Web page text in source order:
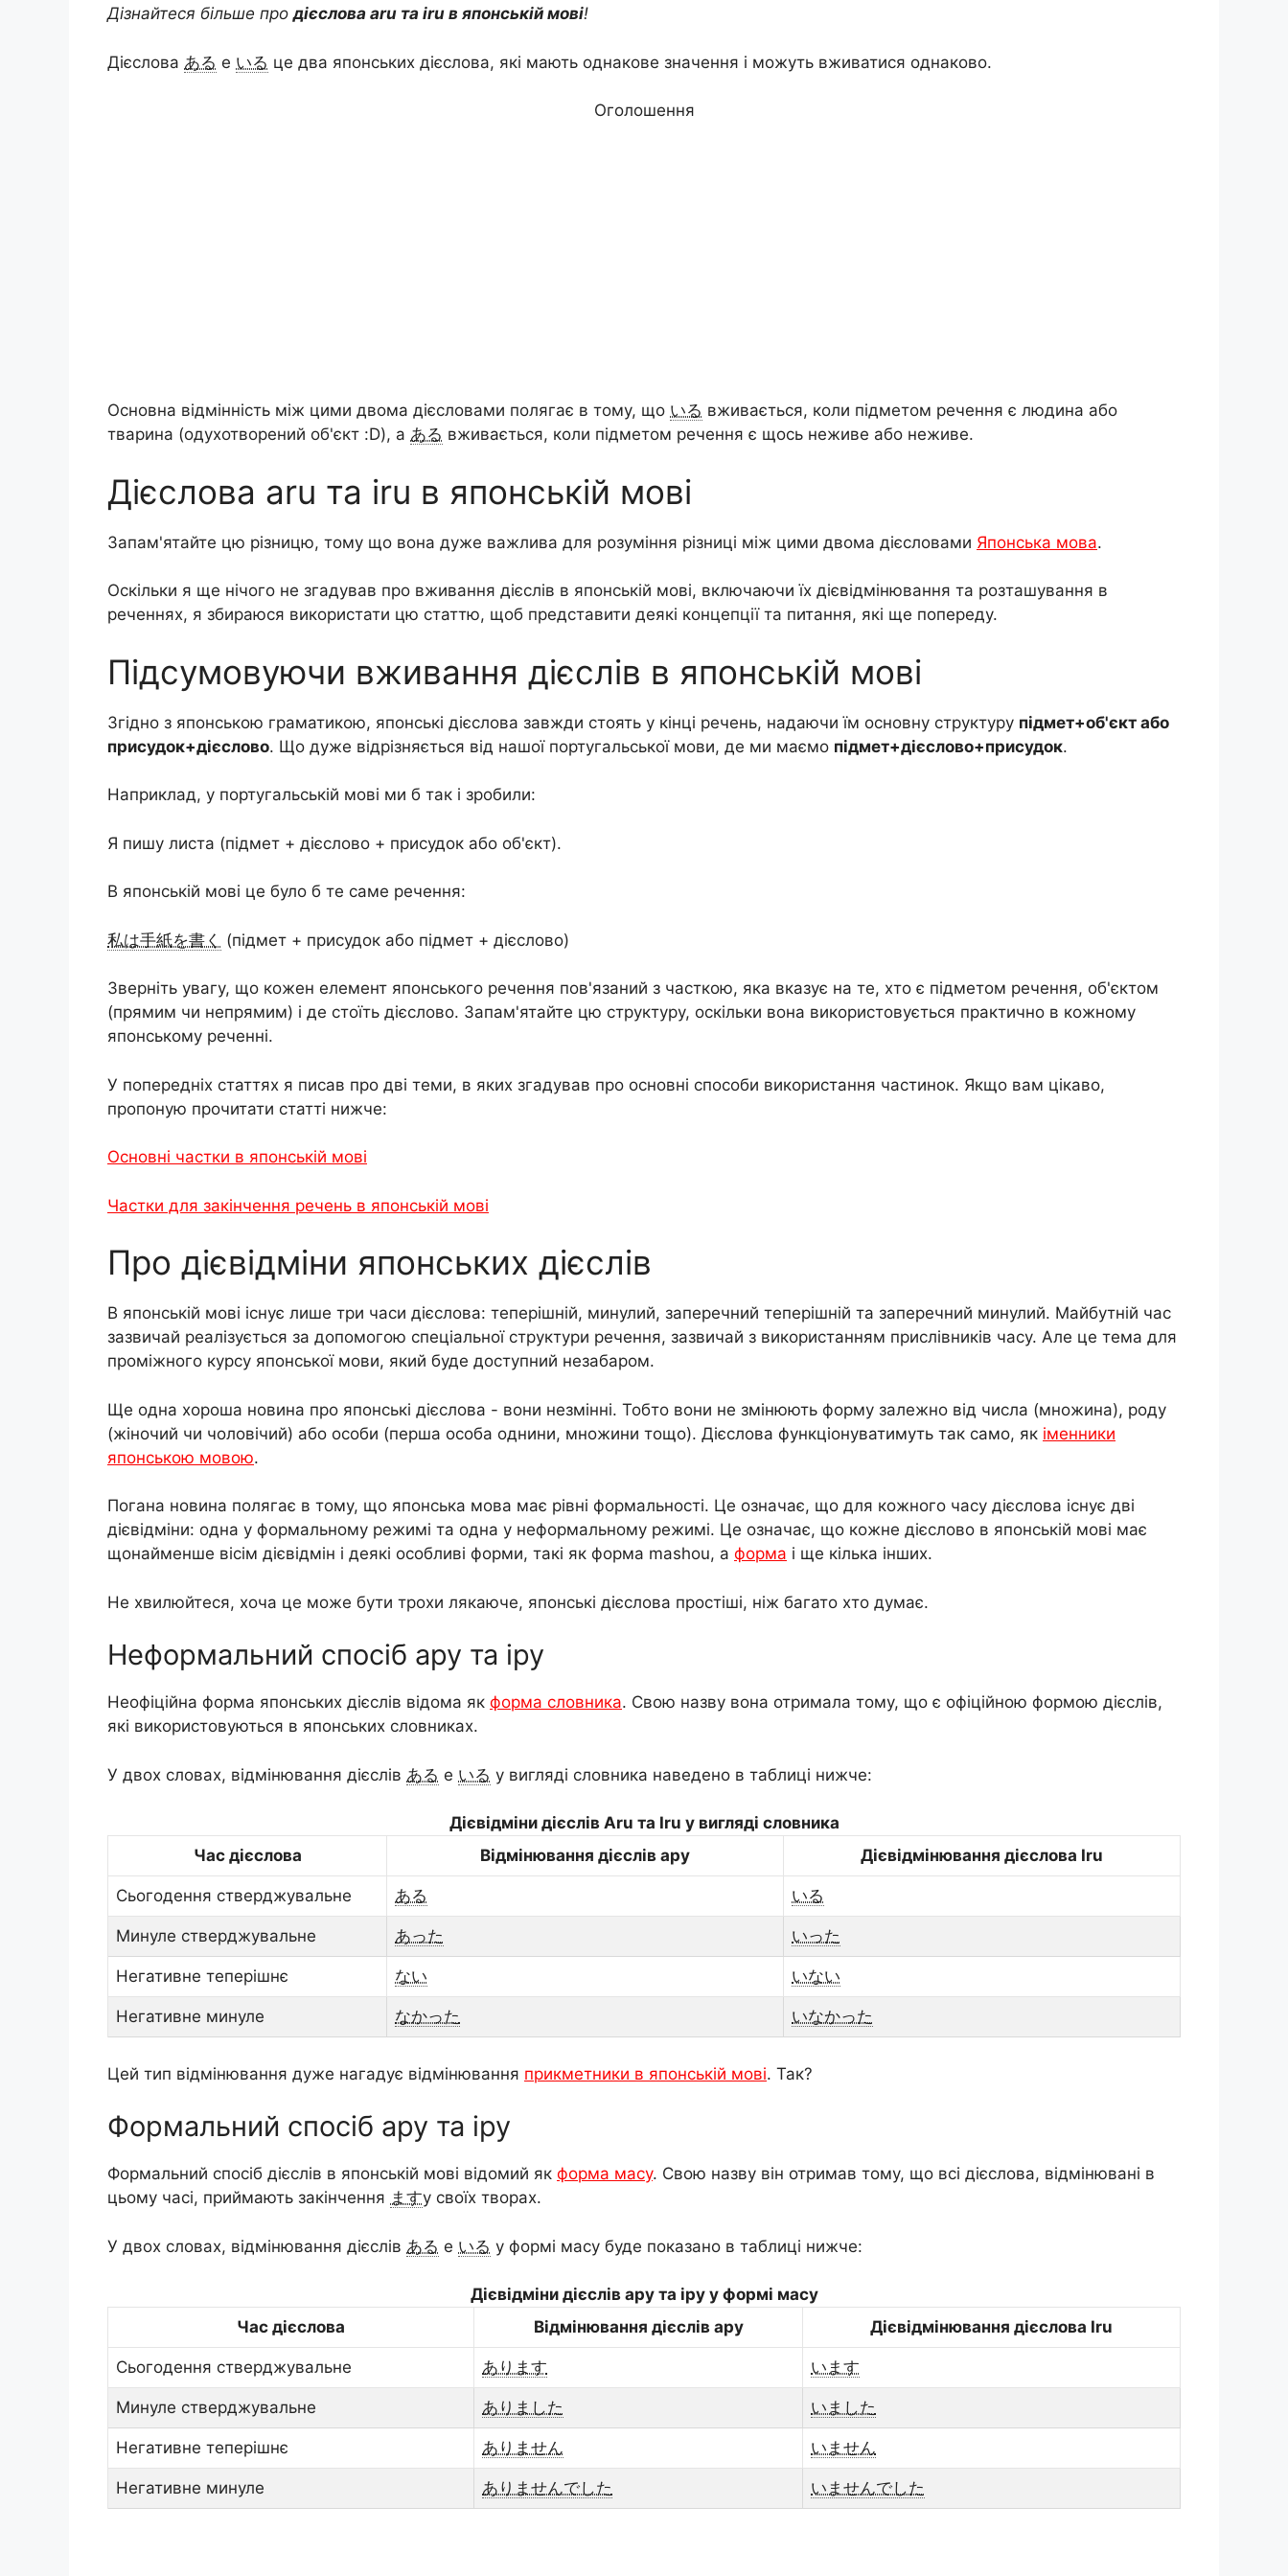
t e t e y і
Дізнайтеся більше продієслова aru та iru в японській мові!
Дієслова ある e いる це два японських дієслова, які мають однакове значення і можуть вживатися однаково.
Оголошення
Основна відмінність між цими двома дієсловами полягає в тому, що いる вживається, коли підметом речення є людина або
тварина (одухотворений об'єкт :D), а ある вживається, коли підметом речення є щось неживе або неживе.
Дієслова aru та iru в японській мові
Запам'ятайте цю різницю, тому що вона дуже важлива для розуміння різниці між цими двома дієсловами Японська мова.
Оскільки я ще нічого не згадував про вживання дієслів в японській мові, включаючи їх дієвідмінювання та розташування в
реченнях, я збираюся використати цю статтю, щоб представити деякі концепції та питання, які ще попереду.
Підсумовуючи вживання дієслів в японській мові
Згідно з японською граматикою, японські дієслова завжди стоять у кінці речень, надаючи їм основну структуру підмет+об'єкт або
присудок+дієслово. Що дуже відрізняється від нашої португальської мови, де ми маємо підмет+дієслово+присудок.
Наприклад, у португальській мові ми б так і зробили:
Я пишу листа (підмет + дієслово + присудок або об'єкт).
В японській мові це було б те саме речення:
私は手紙を書く (підмет + присудок або підмет + дієслово)
Зверніть увагу, що кожен елемент японського речення пов'язаний з часткою, яка вказує на те, хто є підметом речення, об'єктом
(прямим чи непрямим) і де стоїть дієслово. Запам'ятайте цю структуру, оскільки вона використовується практично в кожному
японському реченні.
У попередніх статтях я писав про дві теми, в яких згадував про основні способи використання частинок. Якщо вам цікаво,
пропоную прочитати статті нижче:
Основні частки в японській мові
Частки для закінчення речень в японській мові
Про дієвідміни японських дієслів
В японській мові існує лише три часи дієслова: теперішній, минулий, заперечний теперішній та заперечний минулий. Майбутній час
зазвичай реалізується за допомогою спеціальної структури речення, зазвичай з використанням прислівників часу. Але це тема для
проміжного курсу японської мови, який буде доступний незабаром.
Ще одна хороша новина про японські дієслова - вони незмінні. Тобто вони не змінюють форму залежно від числа (множина), роду
(жіночий чи чоловічий) або особи (перша особа однини, множини тощо). Дієслова функціонуватимуть так само, як іменники
японською мовою.
Погана новина полягає в тому, що японська мова має рівні формальності. Це означає, що для кожного часу дієслова існує дві
дієвідміни: одна у формальному режимі та одна у неформальному режимі. Це означає, що кожне дієслово в японській мові має
щонайменше вісім дієвідмін і деякі особливі форми, такі як форма mashou, a форма і ще кілька інших.
Не хвилюйтеся, хоча це може бути трохи лякаюче, японські дієслова простіші, ніж багато хто думає.
Неформальний спосіб ару та іру
Неофіційна форма японських дієслів відома як форма словника. Свою назву вона отримала тому, що є офіційною формою дієслів,
які використовуються в японських словниках.
У двох словах, відмінювання дієслів ある e いる у вигляді словника наведено в таблиці нижче:
Дієвідміни дієслів Aru та Iru у вигляді словника
Час дієслова
Відмінювання дієслів ару Дієвідмінювання дієслова Iru
Сьогодення стверджувальне ある いる
Минуле стверджувальне あった いった
Негативне теперішнє ない いない
Негативне минуле なかった いなかった
Цей тип відмінювання дуже нагадує відмінювання прикметники в японській мові. Так?
Формальний спосіб ару та іру
Формальний спосіб дієслів в японській мові відомий як форма масу. Свою назву він отримав тому, що всі дієслова, відмінювані в
цьому часі, приймають закінчення ますу своїх творах.
У двох словах, відмінювання дієслів ある e いる у формі масу буде показано в таблиці нижче:
Дієвідміни дієслів ару та іру у формі масу
Час дієслова
Відмінювання дієслів ару Дієвідмінювання дієслова Iru
Сьогодення стверджувальне あります います
Минуле стверджувальне ありました いました
Негативне теперішнє ありません いません
Негативне минуле ありませんでした いませんでした